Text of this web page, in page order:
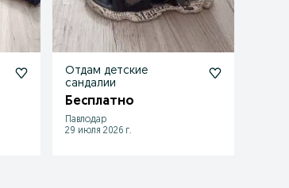
Отдам детские
сандалии
Бесплатно
Павлодар
29 июля 2026 г.